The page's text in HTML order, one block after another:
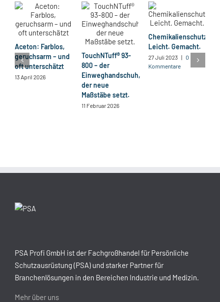
Aceton: Farblos,
geruchsarm – und
oft unterschätzt
13 April 2026
TouchNTuff® 93-
800 – der
Einweghandschuh,
der neue
Maßstäbe setzt.
11 Februar 2026
Chemikalienschutz.
Leicht. Gemacht.
27 Juli 2023 | 0
Kommentare
PSA Profi GmbH ist der Fachgroßhandel für Persönliche
Schutzausrüstung (PSA) und starker Partner für
Branchenlösungen in den Bereichen Industrie und Medizin.
Mehr über uns